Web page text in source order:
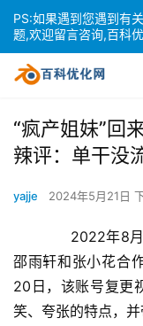
“疯产姐妹”回
辣评：单干没
yajje 2024年5月21日
2022年8月6
邵雨轩和张小花合
20日，该账号复更
笑、夸张的特点，并
PS:如果遇到您遇到有
题,欢迎留言咨询,百科